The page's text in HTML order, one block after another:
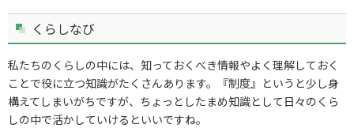
くらしなび
私たちのくらしの中には、知っておくべき情報やよく理解しておく
ことで役に立つ知識がたくさんあります。『制度』というと少し身
構えてしまいがちですが、ちょっとしたまめ知識として日々のくら
しの中で活かしていけるといいですね。